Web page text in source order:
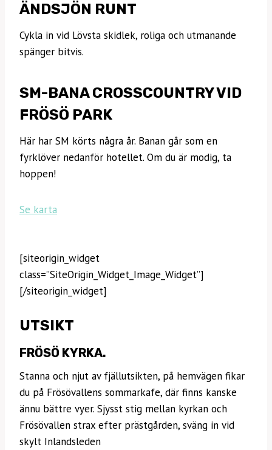
ÄNDSJÖN RUNT
Cykla in vid Lövsta skidlek, roliga och utmanande
spänger bitvis.
SM-BANA CROSSCOUNTRY VID
FRÖSÖ PARK
Här har SM körts några år. Banan går som en
fyrklöver nedanför hotellet. Om du är modig, ta
hoppen!
Se karta
[siteorigin_widget
class=”SiteOrigin_Widget_Image_Widget”]
[/siteorigin_widget]
UTSIKT
FRÖSÖ KYRKA.
Stanna och njut av fjällutsikten, på hemvägen fikar
du på Frösövallens sommarkafe, där finns kanske
ännu bättre vyer. Sjysst stig mellan kyrkan och
Frösövallen strax efter prästgården, sväng in vid
skylt Inlandsleden